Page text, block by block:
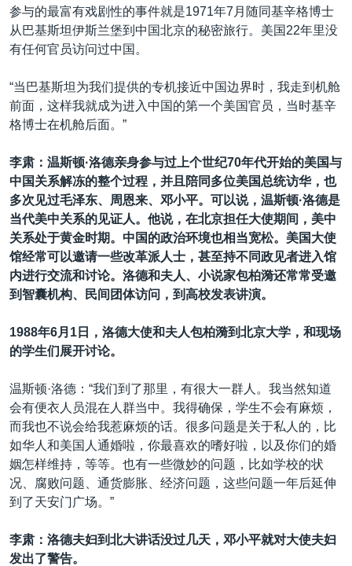
参与的最富有戏剧性的事件就是1971年7月随同基辛格博士
从巴基斯坦伊斯兰堡到中国北京的秘密旅行。美国22年里没
有任何官员访问过中国。
“当巴基斯坦为我们提供的专机接近中国边界时，我走到机舱
前面，这样我就成为进入中国的第一个美国官员，当时基辛
格博士在机舱后面。”
李肃：温斯顿·洛德亲身参与过上个世纪70年代开始的美国与
中国关系解冻的整个过程，并且陪同多位美国总统访华，也
多次见过毛泽东、周恩来、邓小平。可以说，温斯顿·洛德是
当代美中关系的见证人。他说，在北京担任大使期间，美中
关系处于黄金时期。中国的政治环境也相当宽松。美国大使
馆经常可以邀请一些改革派人士，甚至持不同政见者进入馆
内进行交流和讨论。洛德和夫人、小说家包柏漪还常常受邀
到智囊机构、民间团体访问，到高校发表讲演。
1988年6月 1 日，洛德大使和夫人包柏漪到北京大学，和现场
的学生们展开讨论。
温斯顿·洛德：“我们到了那里，有很大一群人。我当然知道
会有便衣人员混在人群当中。我得确保，学生不会有麻烦，
而我也不说会给我惹麻烦的话。很多问题是关于私人的，比
如华人和美国人通婚啦，你最喜欢的嗜好啦，以及你们的婚
姻怎样维持，等等。也有一些微妙的问题，比如学校的状
况、腐败问题、通货膨胀、经济问题，这些问题一年后延伸
到了天安门广场。”
李肃：洛德夫妇到北大讲话没过几天，邓小平就对大使夫妇
发出了警告。